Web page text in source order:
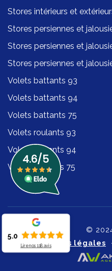
Stores intérieurs et
Stores persiennes et
Stores persiennes et
Stores persiennes et
Volets battants 93
Volets battants 94
Volets battants 75
Volets roulants 93
Volets roulants 94
Volets roulants 75
©
Mentions légales
5.0
Lire nos 118 avis